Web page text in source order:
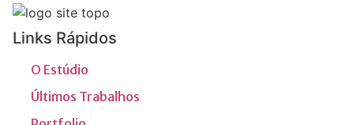
Links Rápidos
O Estúdio
Últimos Trabalhos